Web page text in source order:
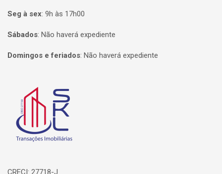
Seg à sex: 9h às 17h00
Sábados: Não haverá expediente
Domingos e feriados: Não haverá expediente
Página inicial
CRECI: 27718-J